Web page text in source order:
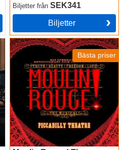
BiljetterfrånSEK341
Biljetter
Bästa priser
Moulin Rouge! The Musical